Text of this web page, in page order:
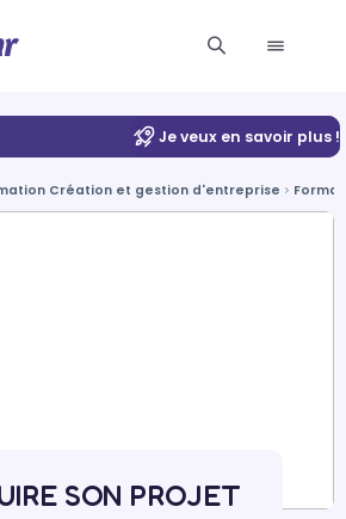
Je veux en savoir plus !
Création et gestion d'entreprise
SON PROJET